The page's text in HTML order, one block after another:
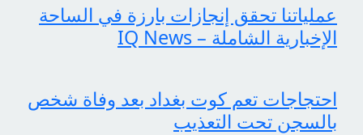
عملياتنا تحقق إنجازات بارزة في الساحة
الإخبارية الشاملة – IQ News
احتجاجات تعم كوت بغداد بعد وفاة شخص
بالسجن تحت التعذيب